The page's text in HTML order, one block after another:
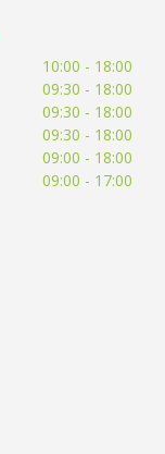
10:00 - 18:00
09:30 - 18:00
09:30 - 18:00
09:30 - 18:00
09:00 - 18:00
09:00 - 17:00